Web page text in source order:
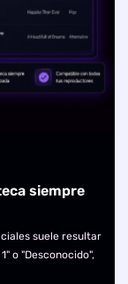
siempre
suele resultar
o "Desconocido",